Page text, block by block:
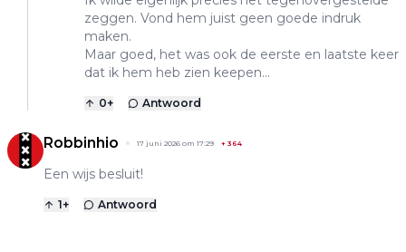
zeggen. Vond hem juist geen goede indruk
maken.
Maar goed, het was ook de eerste en laatste keer
dat ik hem heb zien keepen...
0+ Antwoord
Robbinhio 17 juni 2026 om 17:29 + 364
Een wijs besluit!
1+ Antwoord